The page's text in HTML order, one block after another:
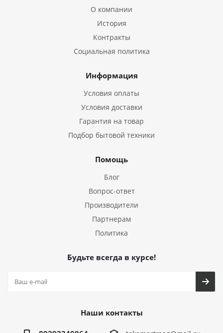
О компании
История
Контракты
Социальная политика
Информация
Условия оплаты
Условия доставки
Гарантия на товар
Подбор бытовой техники
Помощь
Блог
Вопрос-ответ
Производители
Партнерам
Политика
Будьте всегда в курсе!
Наши контакты